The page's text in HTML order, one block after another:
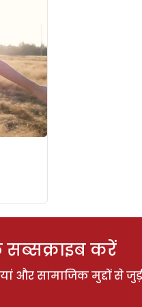
सब्सक्राइब करें
और सामाजिक मुद्दों से